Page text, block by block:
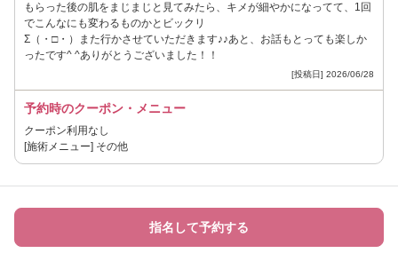
もらった後の肌をまじまじと見てみたら、キメが細やかになってて、1回
でこんなにも変わるものかとビックリ
Σ（・□・）また行かさせていただきます♪♪あと、お話もとっても楽しか
ったです^ ^ありがとうございました！！
[投稿日] 2026/06/28
予約時のクーポン・メニュー
クーポン利用なし
[施術メニュー] その他
指名して予約する